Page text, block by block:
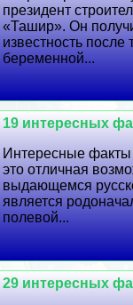
президент
«Ташир». Он
известность после
беременной...
19 интересных
Интересные
это отличная
выдающемся
является
полевой...
29 интересных